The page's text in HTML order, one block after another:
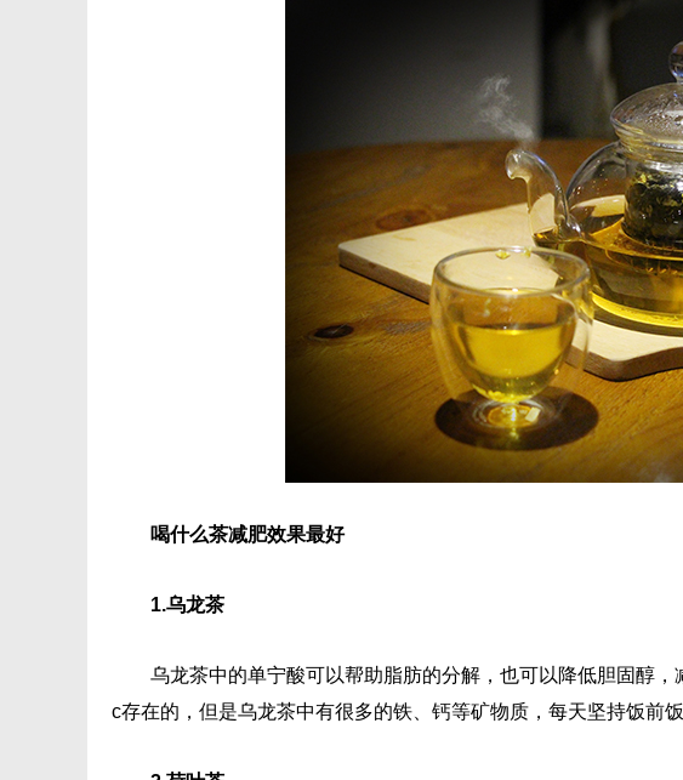
喝什么茶减肥效果最好
1.乌龙茶
乌龙茶中的单宁酸可以帮助脂肪的分解，也可以降低胆固醇
c存在的，但是乌龙茶中有很多的铁、钙等矿物质，每天坚持饭前